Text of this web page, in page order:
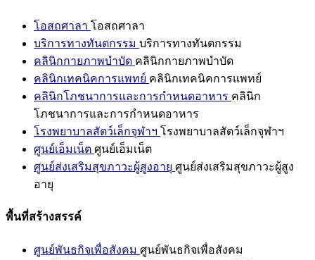
โอสถศาลา โอสถศาลา
บริการทางทันตกรรม บริการทางทันตกรรม
คลินิกกายภาพบำบัด คลินิกกายภาพบำบัด
คลินิกเทคนิคการแพทย์ คลินิกเทคนิคการแพทย์
คลินิกโภชนาการและการกำหนดอาหาร คลินิก
โภชนาการและการกำหนดอาหาร
โรงพยาบาลสัตว์เล็กจุฬาฯ โรงพยาบาลสัตว์เล็กจุฬาฯ
ศูนย์เอ็มเน็ต ศูนย์เอ็มเน็ต
ศูนย์ส่งเสริมสุขภาวะผู้สูงอายุ ศูนย์ส่งเสริมสุขภาวะผู้สูง
อายุ
พื้นที่สร้างสรรค์
ศูนย์พันธกิจเพื่อสังคม ศูนย์พันธกิจเพื่อสังคม